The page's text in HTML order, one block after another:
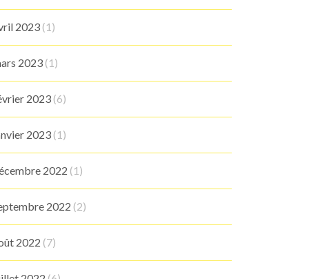
2023 (1)
2023 (1)
2023 (6)
2023 (1)
2022 (1)
2022 (2)
2022 (7)